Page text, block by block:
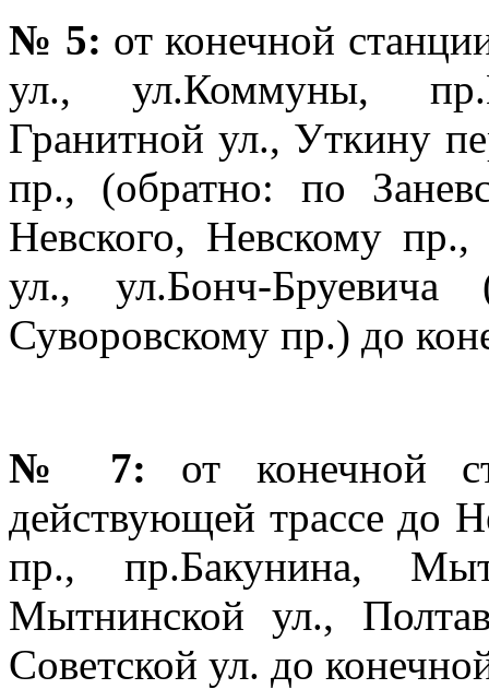
№ 5: от конечной
ул., ул.Коммуны,
Гранитной ул., Уткину
пр., (обратно: по
Невского, Невскому
ул., ул.Бонч-
Суворовскому пр.) до
№ 7: от конечной
действующей трассе до
пр., пр.Бакунина,
Мытнинской ул.,
Советской ул. до